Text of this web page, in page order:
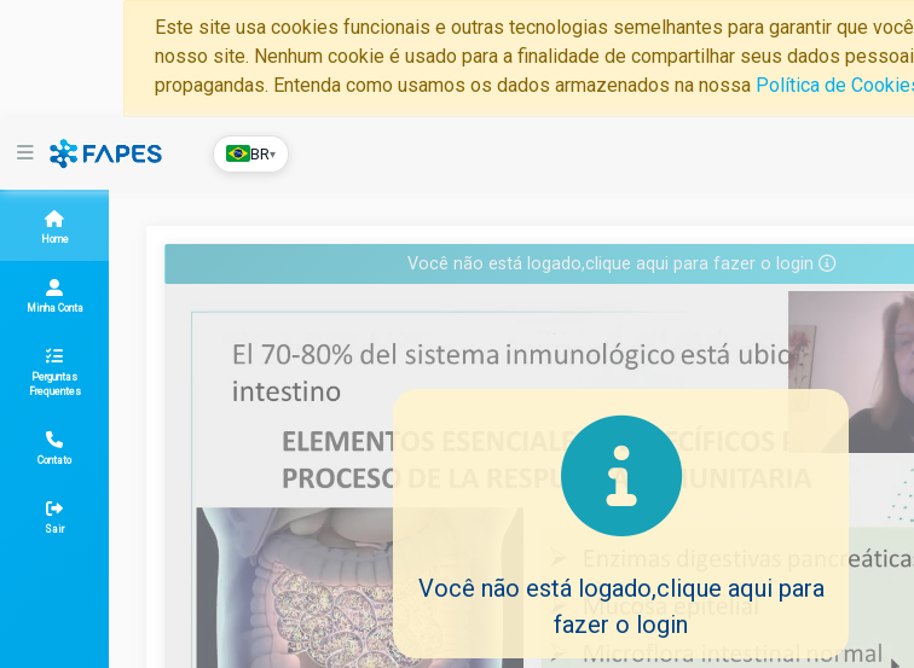
Este site usa cookies funcionais e outras tecnologias semelhantes para garantir que
nosso site. Nenhum cookie é usado para a finalidade de compartilhar seus dados
propagandas. Entenda como usamos os dados armazenados na nossa Política de
BR▾
Home
Minha Conta
Perguntas
Frequentes
Contato
Sair
Você não está logado,clique aqui para fazer o login
Você não está logado,clique aqui para
fazer o login